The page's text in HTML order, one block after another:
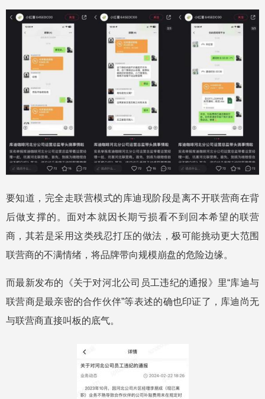
要知道，完全走联营模式的库迪现阶段是离不开联营商在背
后做支撑的。面对本就因长期亏损看不到回本希望的联营
商，其若是采用这类残忍打压的做法，极可能挑动更大范围
联营商的不满情绪，将品牌带向规模崩盘的危险边缘。
而最新发布的《关于对河北公司员工违纪的通报》里“库迪与
联营商是最亲密的合作伙伴”等表述的确也印证了，库迪尚无
与联营商直接叫板的底气。